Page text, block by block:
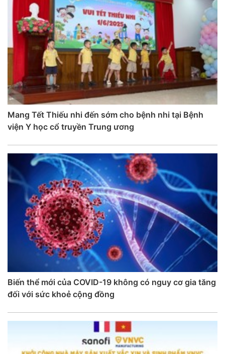
Mang Tết Thiếu nhi đến sớm cho bệnh nhi tại Bệnh
viện Y học cổ truyền Trung ương
Biến thể mới của COVID-19 không có nguy cơ gia tăng
đối với sức khoẻ cộng đồng